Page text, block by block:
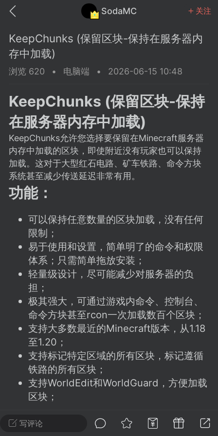
SodaMC 关注
中文社区 SodaMC
教程 材质 社区
潮涌核心
议贴】SodaMC 的改进与建议 🧃
社区的建议&反馈板块，欢迎每
在这里畅所欲言，提出你对 社区功能、
、管理方式等方面 的任何想法！...
11 5.9k
潮涌核心
24 23:37
电脑端 整合包分享
主页反馈贴
反馈你遇到的问题 以及 你期望的功能等
不方便可尝试通过邮箱与作者进行反馈
写评论
KeepChunks (保留区块-保持在服务器内
存中加载)
浏览 620 • 电脑端 • 2026-06-15 10:48
KeepChunks (保留区块-保持
在服务器内存中加载)
KeepChunks允许您选择要保留在Minecraft服务器
内存中加载的区块，即使附近没有玩家也可以保持
加载。这对于大型红石电路、矿车铁路、命令方块
系统甚至减少传送延迟非常有用。
功能：
可以保持任意数量的区块加载，没有任何
限制；
易于使用和设置，简单明了的命令和权限
体系；只需简单拖放安装；
轻量级设计，尽可能减少对服务器的负
担；
极其强大，可通过游戏内命令、控制台、
命令方块甚至rcon一次加载数百个区块；
支持大多数最近的Minecraft版本，从1.18
至1.20；
支持标记特定区域的所有区块，标记遵循
铁路的所有区块；
支持WorldEdit和WorldGuard，方便加载
区块；
配置：